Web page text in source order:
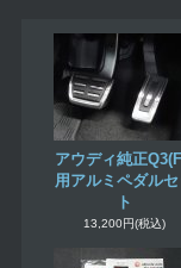
アウディ純正
用アルミペダルセ
ト
13,200円(税込)